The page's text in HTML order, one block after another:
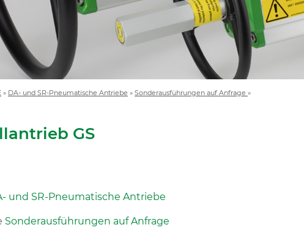
» DA- und SR-Pneumatische Antriebe » Sonderausführungen auf Anfrage »
GS
und SR-Pneumatische Antriebe
Sonderausführungen auf Anfrage